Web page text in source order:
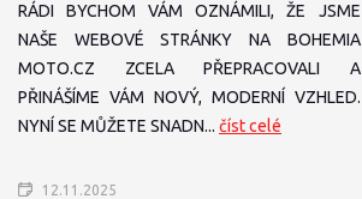
RÁDI BYCHOM VÁM OZNÁMILI, ŽE JSME
NAŠE WEBOVÉ STRÁNKY NA BOHEMIA
MOTO.CZ ZCELA PŘEPRACOVALI A
PŘINÁŠÍME VÁM NOVÝ, MODERNÍ VZHLED.
NYNÍ SE MŮŽETE SNADN... číst celé
12.11.2025